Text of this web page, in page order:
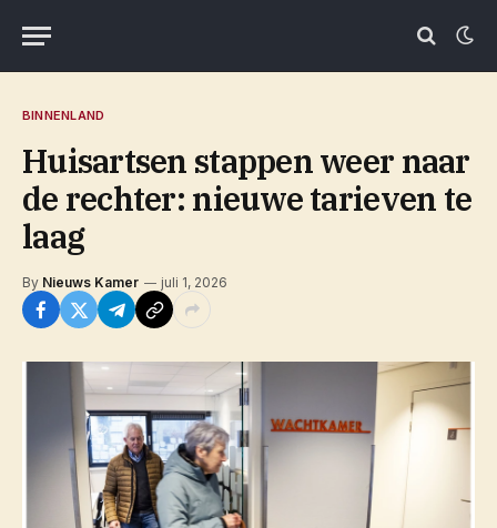
BINNENLAND
Huisartsen stappen weer naar
de rechter: nieuwe tarieven te
laag
By Nieuws Kamer juli 1, 2026